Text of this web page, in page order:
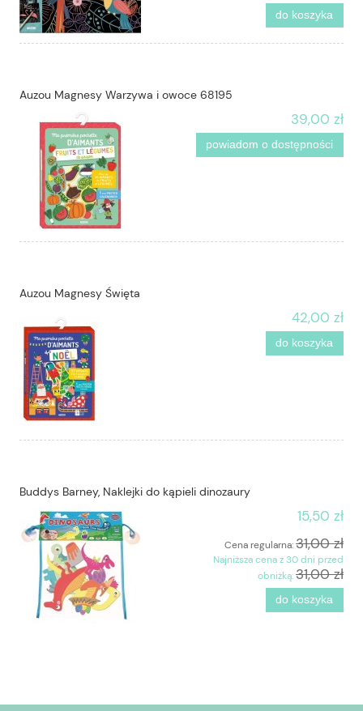
do koszyka
Auzou Magnesy Warzywa i owoce 68195
39,00 zł
powiadom o dostępności
Auzou Magnesy Święta
42,00 zł
do koszyka
Buddys Barney, Naklejki do kąpieli dinozaury
15,50 zł
Cena regularna:31,00 zł
Najniższa cena z 30 dni przed
obniżką:31,00 zł
do koszyka